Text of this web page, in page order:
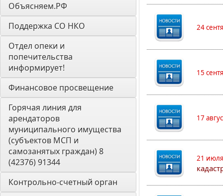
Объясняем.РФ
Поддержка СО НКО
Отдел опеки и
попечительства
информирует!
Финансовое просвещение
Горячая линия для
арендаторов
муниципального имущества
(субъектов МСП и
самозанятых граждан) 8
(42376) 91344
Контрольно-счетный орган
24
15
17
21